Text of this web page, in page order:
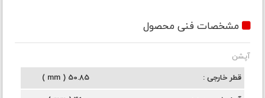
مشخصات فنی محصول
آپشن
قطر خارجی
50.85 ( mm )